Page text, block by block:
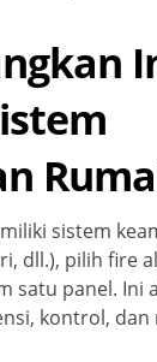
sistem
dll.), pilih fire
satu panel. Ini
kontrol, dan